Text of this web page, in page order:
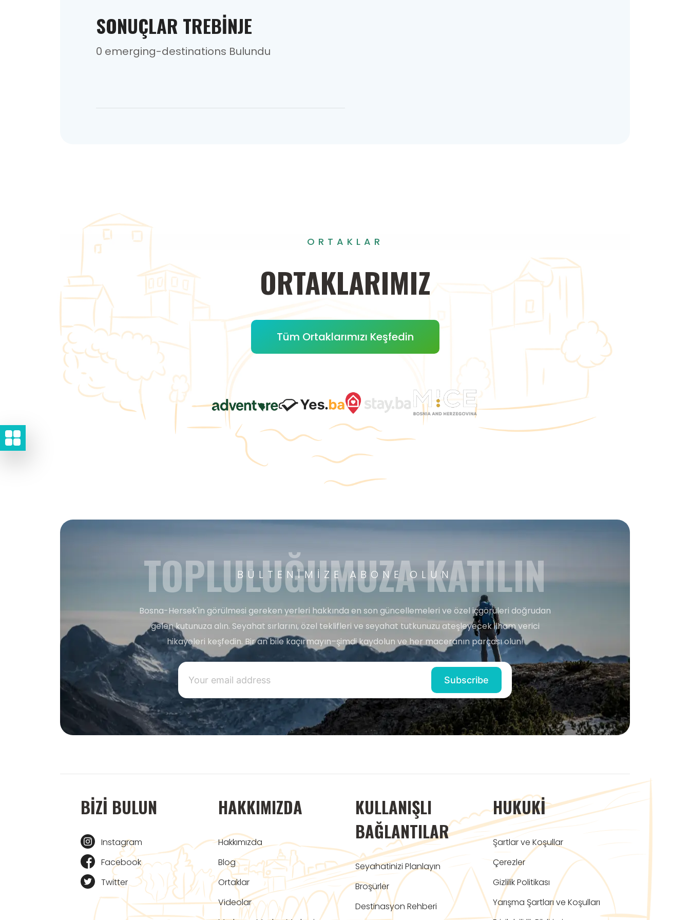
SONUÇLAR TREBINJE
0 emerging-destinations Bulundu
ORTAKLAR
ORTAKLARIMIZ
Tüm Ortaklarımızı Keşfedin
BÜLTENIMIZE ABONE OLUN
TOPLULUĞUMUZA KATILIN
Bosna-Hersek'in görülmesi gereken yerleri hakkında en son güncellemeleri ve özel içgörüleri doğrudan
gelen kutunuza alın. Seyahat sırlarını, özel teklifleri ve seyahat tutkunuzu ateşleyecek ilham verici
hikayeleri keşfedin. Bir an bile kaçırmayın–şimdi kaydolun ve her maceranın parçası olun!
BIZI BULUN
Instagram
Facebook
Twitter
HAKKIMIZDA
Hakkımızda
Blog
Ortaklar
Videolar
KULLANIŞLI
BAĞLANTILAR
Seyahatinizi Planlayın
Broşürler
Destinasyon Rehberi
HUKUKI
Şartlar ve Koşullar
Çerezler
Gizlilik Politikası
Yarışma Şartları ve Koşulları